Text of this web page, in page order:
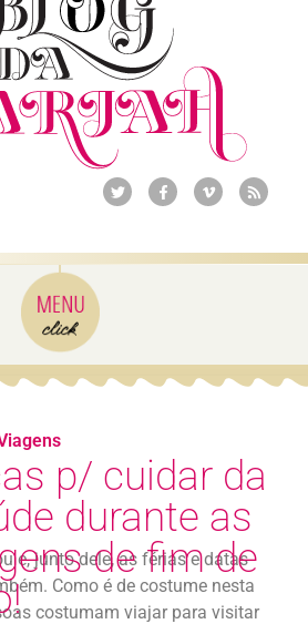
p/ cuidar da
durante as
de fim de
e, junto dele, as férias e datas
Como é de costume nesta
costumam viajar para visitar